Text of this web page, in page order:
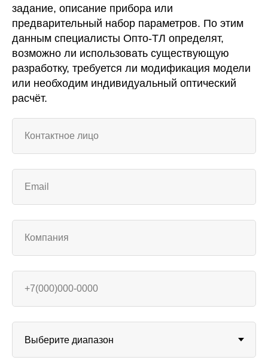
задание, описание прибора или
предварительный набор параметров. По этим
данным специалисты Опто-ТЛ определят,
возможно ли использовать существующую
разработку, требуется ли модификация модели
или необходим индивидуальный оптический
расчёт.